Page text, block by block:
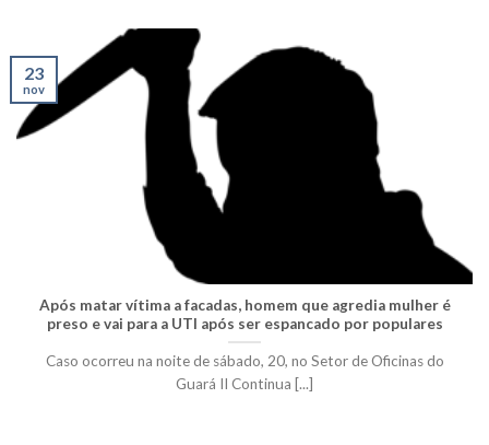
Após matar vítima a facadas, homem que agredia mulher é
preso e vai para a UTI após ser espancado por populares
Caso ocorreu na noite de sábado, 20, no Setor de Oficinas do
Guará II Continua [...]
23
nov